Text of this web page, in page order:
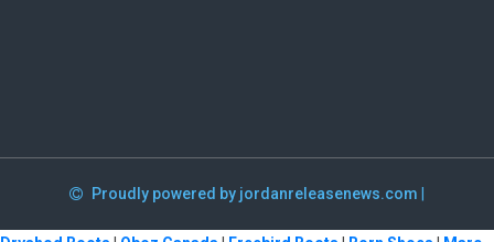
Proudly powered by jordanreleasenews.com